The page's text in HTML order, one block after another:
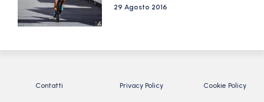
29 Agosto 2016
Contatti Privacy Policy Cookie Policy